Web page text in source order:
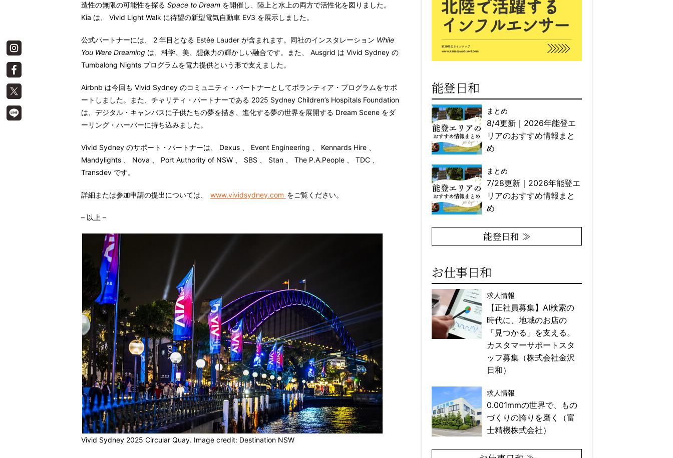
造性の無限の可能性を探る Space to Dream を開催し、陸上と水上の両方で活性化を図りました。
Kia は、 Vivid Light Walk に待望の新型電気自動車 EV3 を展示しました。
公式パートナーには、 2 年目となる Estée Lauder が含まれます。同社のインスタレーション While
You Were Dreaming は、科学、美、想像力の輝かしい融合です。また、 Ausgrid は Vivid Sydney の
Tumbalong Nights プログラムを電力提供という形で支えました。
Airbnb は今回も Vivid Sydney のコミュニティ・パートナーとしてボランティア・プログラムをサポ
ートしました。また、チャリティ・パートナーである 2025 Sydney Children’s Hospitals Foundation
は、デジタル・キャンバスに子供たちの夢を描き、進化する夢の世界を展開する Dream Scene をダ
ーリング・ハーバーに持ち込みました。
Vivid Sydney のサポート・パートナーは、 Dexus Event Engineering Kennards Hire
Mandylights
Nova Port Authority of NSW SBS Stan The P.A.People TDC
Transdev です。
詳細または参加申請の提出については、 www.vividsydney.com をご覧ください。
– 以上 –
Vivid Sydney 2025 Circular Quay. Image credit: Destination NSW
能登日和
まとめ
8/4更新｜2026年能登エ
リアのおすすめ情報まと
め
まとめ
7/28更新｜2026年能登エ
リアのおすすめ情報まと
め
能登日和 ≫
お仕事日和
求人情報
【正社員募集】AI検索の
時代に、地域のお店の
「見つかる」を支える。
カスタマーサポートスタ
ッフ募集（株式会社金沢
日和）
求人情報
0.001mmの世界で、もの
づくりの誇りを磨く（富
士精機株式会社）